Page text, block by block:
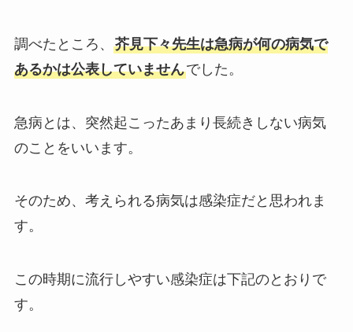
調べたところ、 芥見下々先生は急病が何の病気で
あるかは公表していませんでした。
急病とは、突然起こったあまり長続きしない病気
のことをいいます。
そのため、考えられる病気は感染症だと思われま
す。
この時期に流行しやすい感染症は下記のとおりで
す。